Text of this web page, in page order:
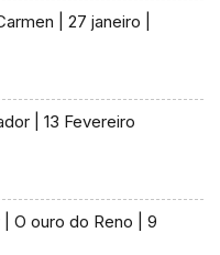
| 27 janeiro |
| 13 Fevereiro
O ouro do Reno | 9